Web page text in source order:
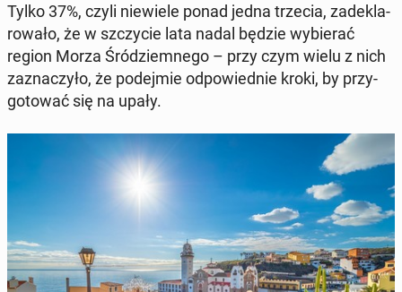
Tylko 37%, czyli nie­wie­le ponad jedna trzecia, za­de­kla­
ro­wa­ło, że w szczy­cie lata nadal będzie wy­bie­rać
region Morza Śród­ziem­ne­go – przy czym wielu z nich
za­zna­czy­ło, że po­dej­mie od­po­wied­nie kroki, by przy­
go­to­wać się na upały.